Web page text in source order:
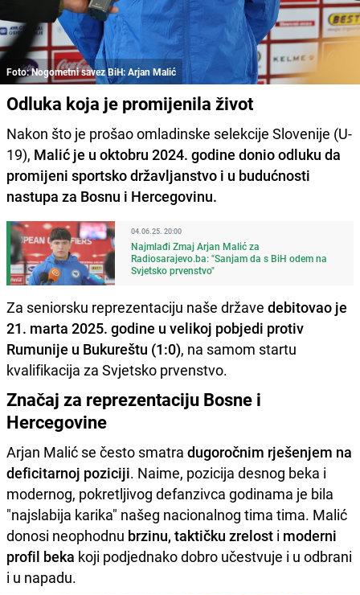
Foto: Nogometni savez BiH: Arjan Malić
Odluka koja je promijenila život
Nakon što je prošao omladinske selekcije Slovenije (U-
19), Malić je u oktobru 2024. godine donio odluku da
promijeni sportsko državljanstvo i u budućnosti
nastupa za Bosnu i Hercegovinu.
04.06.25. 20:00
Najmlađi Zmaj Arjan Malić za
Radiosarajevo.ba: "Sanjam da s BiH odem na
Svjetsko prvenstvo"
Za seniorsku reprezentaciju naše države debitovao je
21. marta 2025. godine u velikoj pobjedi protiv
Rumunije u Bukureštu (1:0), na samom startu
kvalifikacija za Svjetsko prvenstvo.
Značaj za reprezentaciju Bosne i
Hercegovine
Arjan Malić se često smatra dugoročnim rješenjem na
deficitarnoj poziciji. Naime, pozicija desnog beka i
modernog, pokretljivog defanzivca godinama je bila
"najslabija karika" našeg nacionalnog tima tima. Malić
donosi neophodnu brzinu, taktičku zrelost i moderni
profil beka koji podjednako dobro učestvuje i u odbrani
i u napadu.